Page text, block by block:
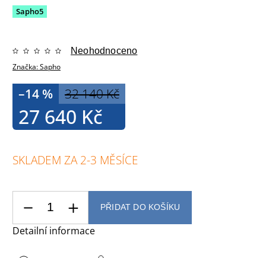
Sapho5
Značka:Sapho
Neohodnoceno
32 140 Kč
–14 %
27 640 Kč
SKLADEM ZA 2-3 MĚSÍCE
PŘIDAT DO KOŠÍKU
Detailní informace